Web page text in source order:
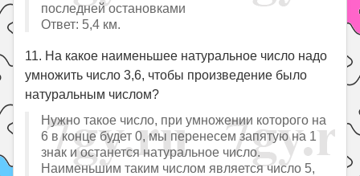
последней остановками
Ответ: 5,4 км.
11. На какое наименьшее натуральное число надо
умножить число 3,6, чтобы произведение было
натуральным числом?
Нужно такое число, при умножении которого на
6 в конце будет 0, мы перенесем запятую на 1
знак и останется натуральное число.
Наименьшим таким числом является число 5,